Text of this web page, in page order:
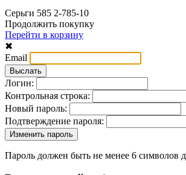
Серьги 585 2-785-10
Продолжить покупку
Перейти в корзину
✖
Email
Логин:
Контрольная строка:
Новый пароль:
Подтверждение пароля:
Пароль должен быть не менее 6 символов